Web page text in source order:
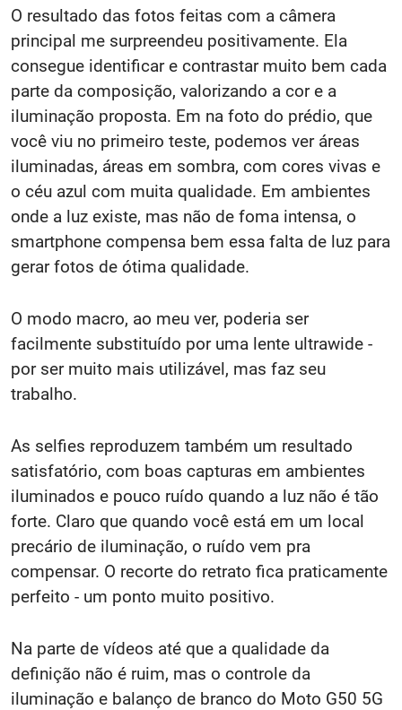
O resultado das fotos feitas com a câmera
principal me surpreendeu positivamente. Ela
consegue identificar e contrastar muito bem cada
parte da composição, valorizando a cor e a
iluminação proposta. Em na foto do prédio, que
você viu no primeiro teste, podemos ver áreas
iluminadas, áreas em sombra, com cores vivas e
o céu azul com muita qualidade. Em ambientes
onde a luz existe, mas não de foma intensa, o
smartphone compensa bem essa falta de luz para
gerar fotos de ótima qualidade.
O modo macro, ao meu ver, poderia ser
facilmente substituído por uma lente ultrawide -
por ser muito mais utilizável, mas faz seu
trabalho.
As selfies reproduzem também um resultado
satisfatório, com boas capturas em ambientes
iluminados e pouco ruído quando a luz não é tão
forte. Claro que quando você está em um local
precário de iluminação, o ruído vem pra
compensar. O recorte do retrato fica praticamente
perfeito - um ponto muito positivo.
Na parte de vídeos até que a qualidade da
definição não é ruim, mas o controle da
iluminação e balanço de branco do Moto G50 5G